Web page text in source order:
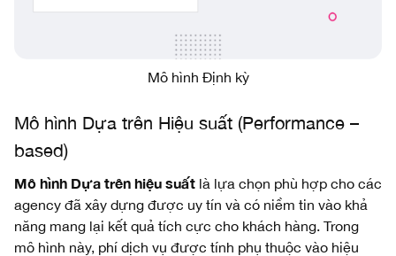
Mô hình Định kỳ
Mô hình Dựa trên Hiệu suất (Performance –
based)
Mô hình Dựa trên hiệu suất là lựa chọn phù hợp cho các
agency đã xây dựng được uy tín và có niềm tin vào khả
năng mang lại kết quả tích cực cho khách hàng. Trong
mô hình này, phí dịch vụ được tính phụ thuộc vào hiệu